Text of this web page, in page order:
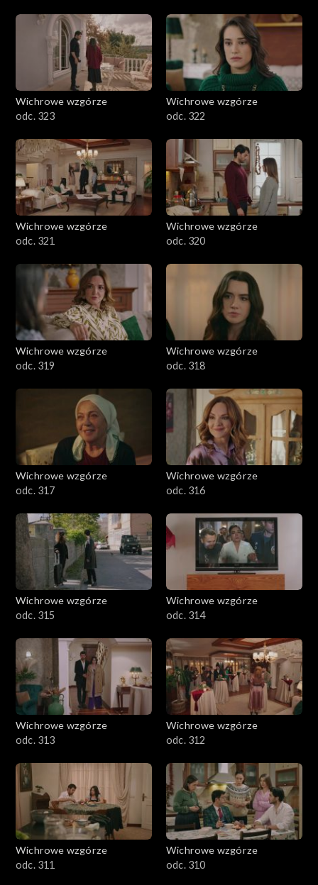
Wichrowe wzgórze
odc. 323
Wichrowe wzgórze
odc. 322
Wichrowe wzgórze
odc. 321
Wichrowe wzgórze
odc. 320
Wichrowe wzgórze
odc. 319
Wichrowe wzgórze
odc. 318
Wichrowe wzgórze
odc. 317
Wichrowe wzgórze
odc. 316
Wichrowe wzgórze
odc. 315
Wichrowe wzgórze
odc. 314
Wichrowe wzgórze
odc. 313
Wichrowe wzgórze
odc. 312
Wichrowe wzgórze
odc. 311
Wichrowe wzgórze
odc. 310